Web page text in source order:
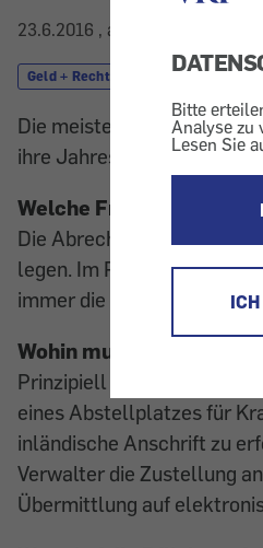
Bitte
Analyse zu
Lesen Sie
23.6.2016 , aktualisiert am
Geld + Recht Recht
Die meisten
ihre Jahresabrechung. Wir
Welche Frist gibt es für
Die Abrechnung ist binnen
legen. Im Regelfall ist das
immer die Abrechnung bis
Wohin muss die
Prinzipiell hat die
eines Abstellplatzes für
inländische Anschrift zu
Verwalter die Zustellung
Übermittlung auf